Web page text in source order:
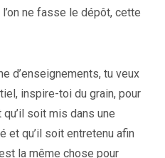
ne fasse le dépôt, cette
d’enseignements, tu veux
inspire-toi du grain, pour
soit mis dans une
et qu’il soit entretenu afin
la même chose pour